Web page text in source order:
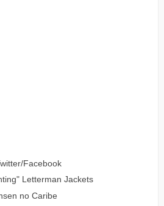
Facebook
Letterman Jackets
no Caribe